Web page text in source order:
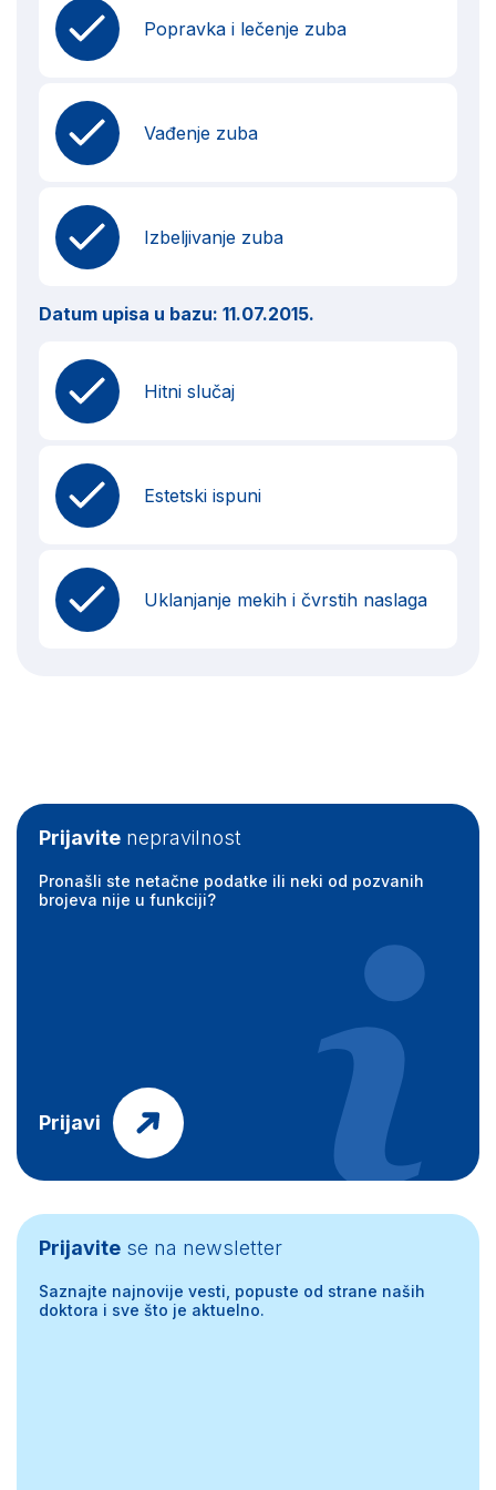
Popravka i lečenje zuba
Vađenje zuba
Izbeljivanje zuba
Datum upisa u bazu: 11.07.2015.
Hitni slučaj
Estetski ispuni
Uklanjanje mekih i čvrstih naslaga
Prijavite nepravilnost
Pronašli ste netačne podatke ili neki od pozvanih
brojeva nije u funkciji?
Prijavi
Prijavite se na newsletter
Saznajte najnovije vesti, popuste od strane naših
doktora i sve što je aktuelno.